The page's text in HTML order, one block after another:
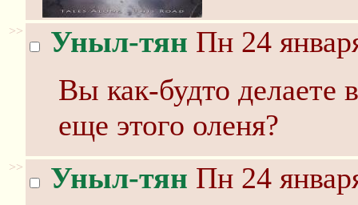
>> Уныл-тян Пн 24
Вы как-будто делаете
еще этого оленя?
>> Уныл-тян Пн 24